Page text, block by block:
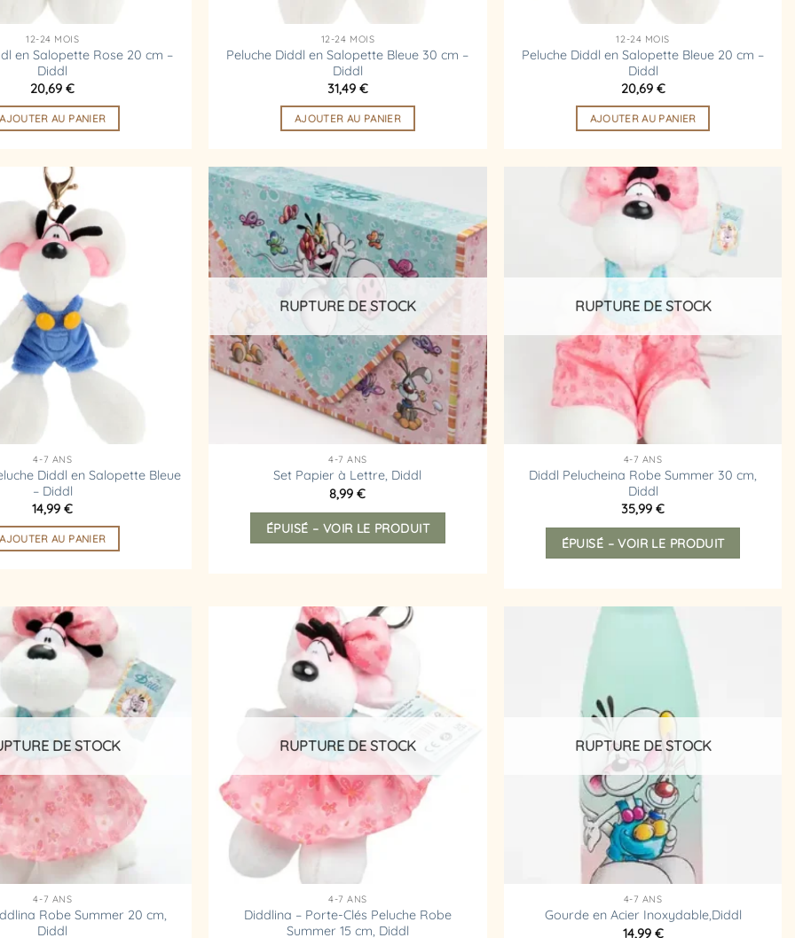
12-24 MOIS
en Salopette Rose 20 cm –
Diddl
20,69€
AJOUTER AU PANIER
12-24 MOIS
Peluche Diddl en Salopette Bleue 30 cm –
Diddl
31,49 €
AJOUTER AU PANIER
12-24 MOIS
Peluche Diddl en Salopette Bleue 20 cm –
Diddl
20,69 €
AJOUTER AU PANIER
4-7 ANS
Diddl en Salopette Bleue
– Diddl
14,99€
AJOUTER AU PANIER
Ajouter
à la
liste
d’envies
RUPTURE DE STOCK
4-7 ANS
Set Papier à Lettre, Diddl
8,99€
ÉPUISÉ – VOIR LE PRODUIT
Ajouter
d’envies
RUPTURE DE STOCK
4-7 ANS
Diddl Pelucheina Robe Summer 30 cm,
Diddl
35,99€
ÉPUISÉ – VOIR LE PRODUIT
à la
liste
d’envies
DE STOCK
4-7 ANS
Robe Summer 20 cm,
Diddl
RUPTURE DE STOCK
4-7 ANS
Diddlina – Porte-Clés Peluche Robe
Summer 15 cm, Diddl
RUPTURE DE STOCK
4-7 ANS
Gourde en Acier Inoxydable,Diddl
14,99 €